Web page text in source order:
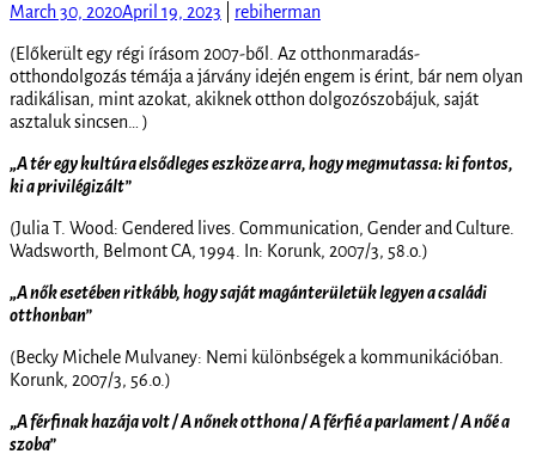
March 30, 2020April 19, 2023 rebiherman
(Előkerült egy régi írásom 2007-ből. Az otthonmaradás-
otthondolgozás témája a járvány idején engem is érint, bár nem olyan
radikálisan, mint azokat, akiknek otthon dolgozószobájuk, saját
asztaluk sincsen… )
„A tér egy kultúra elsődleges eszköze arra, hogy megmutassa: ki fontos,
ki a privilégizált”
(Julia T. Wood: Gendered lives. Communication, Gender and Culture.
Wadsworth, Belmont CA, 1994. In: Korunk, 2007/3, 58.o.)
„A nők esetében ritkább, hogy saját magánterületük legyen a családi
otthonban”
(Becky Michele Mulvaney: Nemi különbségek a kommunikációban.
Korunk, 2007/3, 56.o.)
„A férfinak hazája volt / A nőnek otthona / A férfié a parlament / A nőé a
szoba”